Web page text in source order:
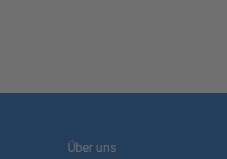
Über uns